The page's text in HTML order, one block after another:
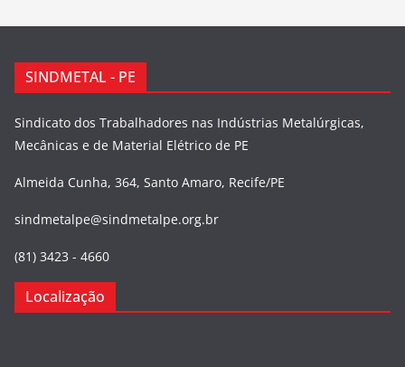
SINDMETAL - PE
Sindicato dos Trabalhadores nas Indústrias Metalúrgicas,
Mecânicas e de Material Elétrico de PE
Almeida Cunha, 364, Santo Amaro, Recife/PE
sindmetalpe@sindmetalpe.org.br
(81) 3423 - 4660
Localização